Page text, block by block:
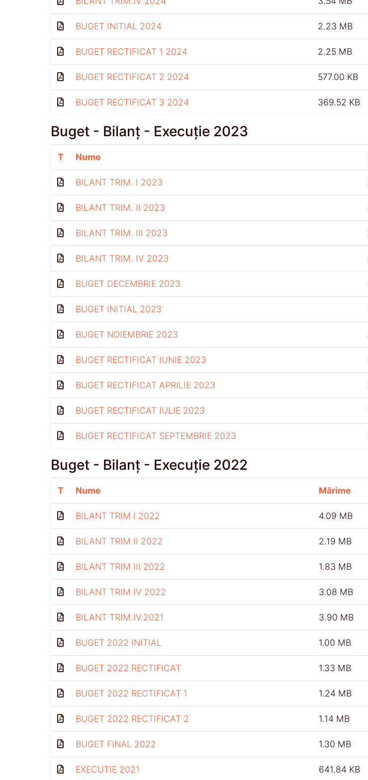
BUGET INITIAL 2024 2.23 MB
BUGET RECTIFICAT 1 2024 2.25 MB
BUGET RECTIFICAT 2 2024 577.00 KB
BUGET RECTIFICAT 3 2024 369.52 KB
Buget - Bilanț - Execuție 2023
T Nume
BILANT TRIM. I 2023
BILANT TRIM. II 2023
BILANT TRIM. III 2023
BILANT TRIM. IV 2023
BUGET DECEMBRIE 2023
BUGET INITIAL 2023
BUGET NOIEMBRIE 2023
BUGET RECTIFICAT IUNIE 2023
BUGET RECTIFICAT APRILIE 2023
BUGET RECTIFICAT IULIE 2023
BUGET RECTIFICAT SEPTEMBRIE 2023
Buget - Bilanț - Execuție 2022
T Nume Mărime
BILANT TRIM I 2022 4.09 MB
BILANT TRIM II 2022 2.19 MB
BILANT TRIM III 2022 1.83 MB
BILANT TRIM IV 2022 3.08 MB
BILANT TRIM.IV.2021 3.90 MB
BUGET 2022 INITIAL 1.00 MB
BUGET 2022 RECTIFICAT 1.33 MB
BUGET 2022 RECTIFICAT 1 1.24 MB
BUGET 2022 RECTIFICAT 2 1.14 MB
BUGET FINAL 2022 1.30 MB
EXECUTIE 2021 641.84 KB